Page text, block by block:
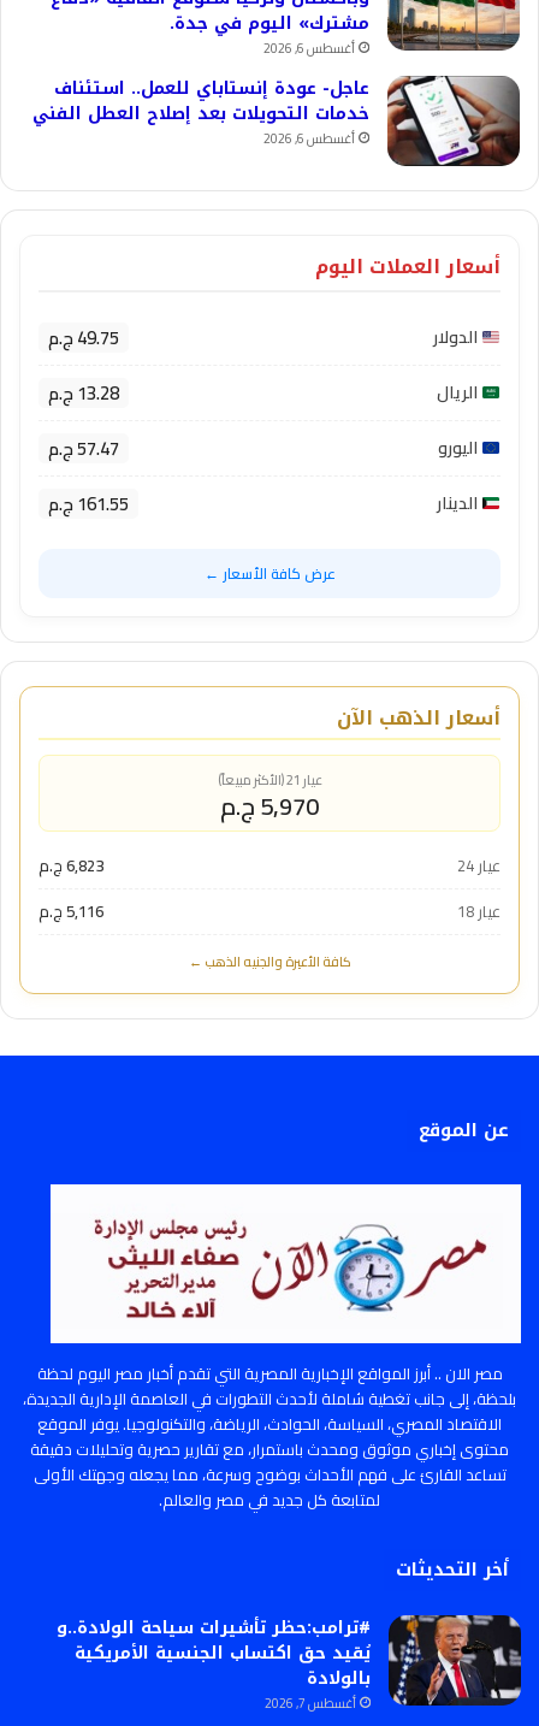
مشترك» اليوم في جدة.
أغسطس 6, 2026
عاجل- عودة إنستاباي للعمل.. استئناف
خدمات التحويلات بعد إصلاح العطل الفني
أغسطس 6, 2026
أسعار العملات اليوم
الدولار 49.75 ج.م
الريال 13.28 ج.م
اليورو 57.47 ج.م
الدينار 161.55 ج.م
عرض كافة الأسعار ←
أسعار الذهب الآن
عيار 21 (الأكثر مبيعاً)
5,970 ج.م
عيار 24
6,823 ج.م
عيار 18
5,116 ج.م
كافة الأعيرة والجنيه الذهب ←
عن الموقع
مصر الان .. أبرز المواقع الإخبارية المصرية التي تقدم أخبار مصر اليوم لحظة
بلحظة، إلى جانب تغطية شاملة لأحدث التطورات في العاصمة الإدارية الجديدة،
الاقتصاد المصري، السياسة، الحوادث، الرياضة، والتكنولوجيا. يوفر الموقع
محتوى إخباري موثوق ومحدث باستمرار، مع تقارير حصرية وتحليلات دقيقة
تساعد القارئ على فهم الأحداث بوضوح وسرعة، مما يجعله وجهتك الأولى
لمتابعة كل جديد في مصر والعالم.
أخر التحديثات
#ترامب:حظر تأشيرات سياحة الولادة..و
يُقيد حق اكتساب الجنسية الأمريكية
بالولادة
أغسطس 7, 2026